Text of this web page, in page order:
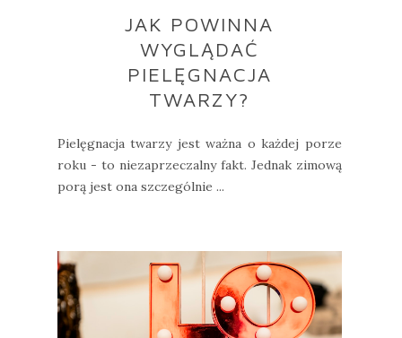
JAK POWINNA
WYGLĄDAĆ
PIELĘGNACJA
TWARZY?
Pielęgnacja twarzy jest ważna o każdej porze
roku - to niezaprzeczalny fakt. Jednak zimową
porą jest ona szczególnie ...